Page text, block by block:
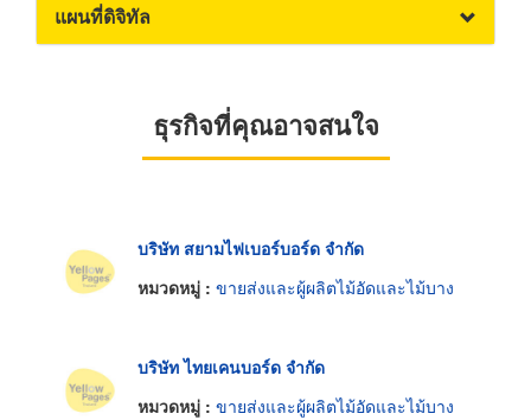
แผนที่ดิจิทัล
ธุรกิจที่คุณอาจสนใจ
บริษัท สยามไฟเบอร์บอร์ด จำกัด
หมวดหมู่ : ขายส่งและผู้ผลิตไม้อัดและไม้บาง
บริษัท ไทยเคนบอร์ด จำกัด
หมวดหมู่ : ขายส่งและผู้ผลิตไม้อัดและไม้บาง